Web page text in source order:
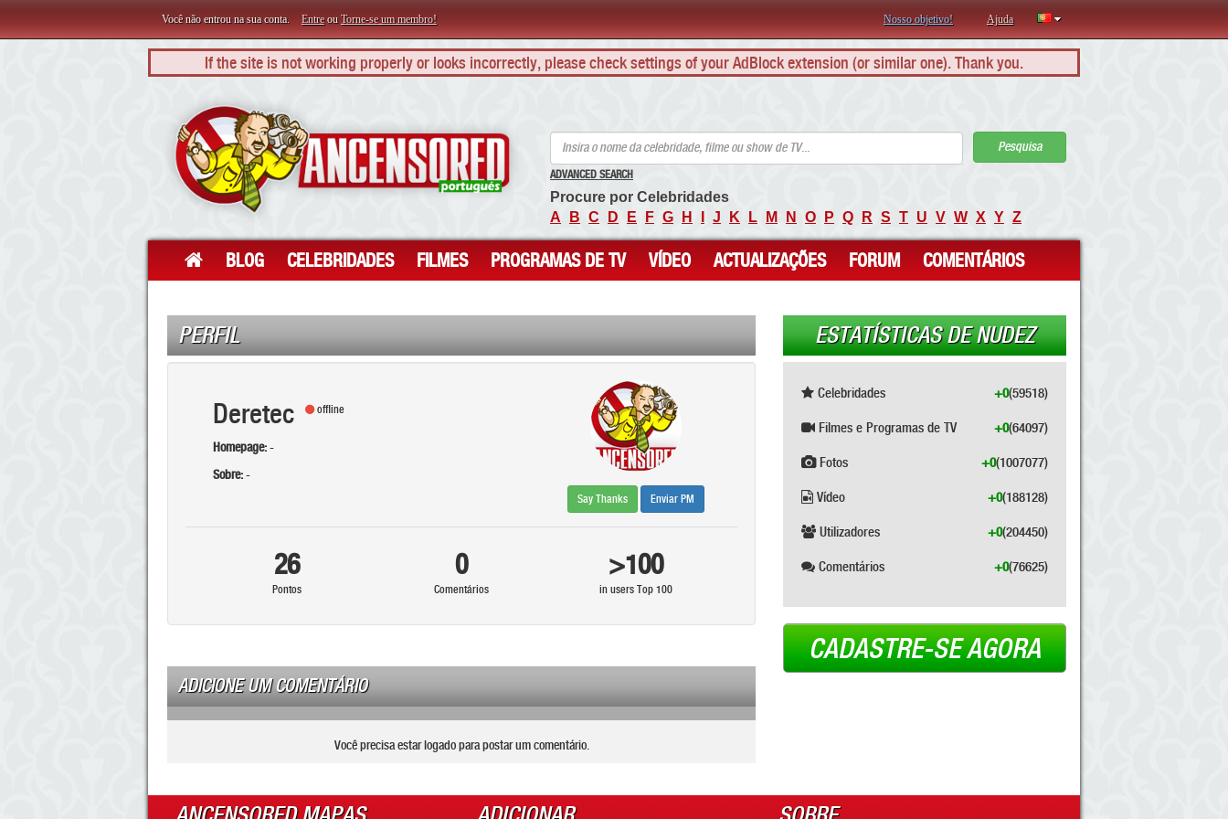
Você não entrou na sua conta. Entreou Torne-se um membro! Nosso objetivo! Ajuda
If the site is not working properly or looks incorrectly, please check settings of your AdBlock extension (or similar one). Thank you.
Pesquisa
ADVANCED SEARCH
Procure por Celebridades
A
B C D E F G H J K L M N O P Q R S T U V W X Y Z
BLOG CELEBRIDADES FILMES PROGRAMAS DE TV VÍDEO ACTUALIZAÇÕES FORUM COMENTÁRIOS
PERFIL
Deretec offline
Homepage:-
Sobre:-
Say Thanks Enviar PM
26
Pontos
0
Comentários
>100
in users Top 100
ADICIONE UM COMENTÁRIO
Você precisa estar logado para postar um comentário.
ESTATÍSTICAS DE NUDEZ
Celebridades (59518)
+0
Filmes e Programas de TV (64097)
+0
Fotos (1007077)
+0
Vídeo (188128)
+0
Utilizadores (204450)
+0
Comentários (76625)
+0
CADASTRE-SE AGORA